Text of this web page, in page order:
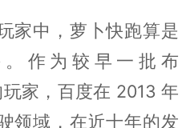
家中，萝卜快跑算是
作为较早一批布
家，百度在 2013 年
领域，在近十年的发